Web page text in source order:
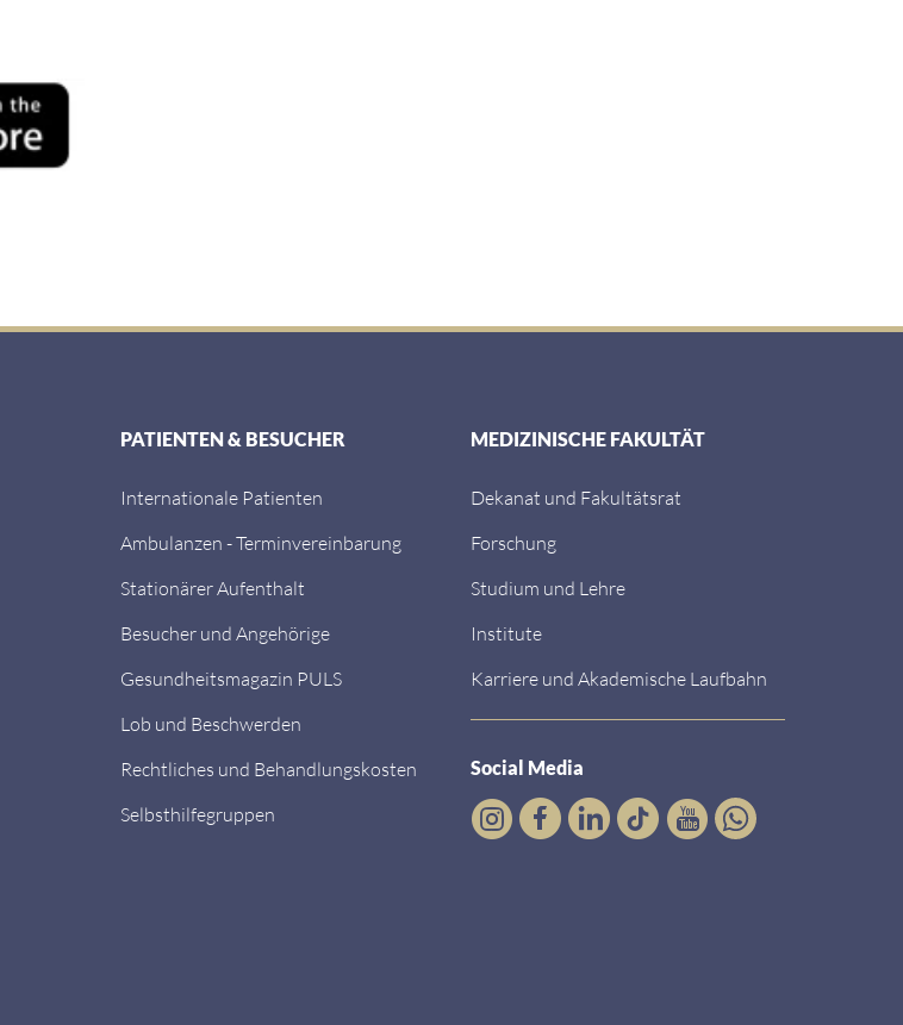
PATIENTEN & BESUCHER
Internationale Patienten
Ambulanzen - Terminvereinbarung
Stationärer Aufenthalt
Besucher und Angehörige
Gesundheitsmagazin PULS
Lob und Beschwerden
Rechtliches und Behandlungskosten
Selbsthilfegruppen
MEDIZINISCHE FAKULTÄT
Dekanat und Fakultätsrat
Forschung
Studium und Lehre
Institute
Karriere und Akademische Laufbahn
Social Media